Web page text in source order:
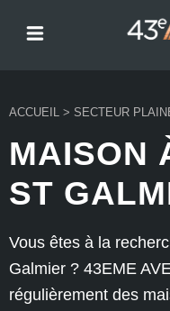
ACCUEIL > SECTEUR
MAISON
ST
Vous êtes à la
Galmier ? 43EME
régulièrement des